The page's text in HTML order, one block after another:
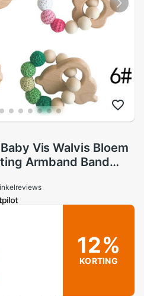
Vis Walvis Bloem
Armband Band
12%
KORTING